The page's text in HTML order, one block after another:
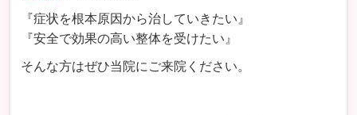
『症状を根本原因から治していきたい』
『安全で効果の高い整体を受けたい』
そんな方はぜひ当院にご来院ください。